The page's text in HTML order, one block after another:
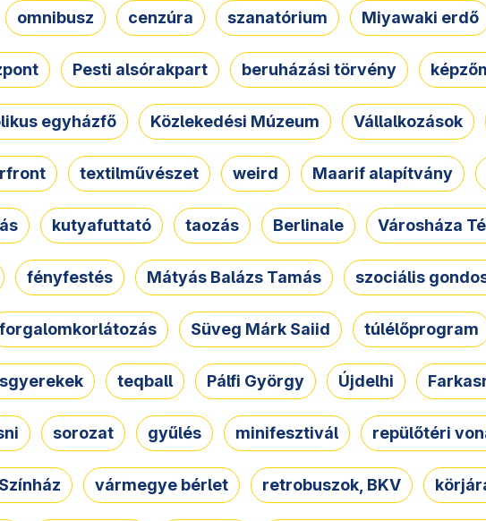
omnibusz cenzúra szanatórium Miyawaki erdő
Pesti alsórakpart beruházási törvény
egyházfő Közlekedési Múzeum Vállalkozások
textilművészet weird Maarif alapítvány
kutyafuttató taozás Berlinale Városháza
fényfestés Mátyás Balázs Tamás szociális
forgalomkorlátozás Süveg Márk Saiid túlélőprogram
teqball Pálfi György Újdelhi
sorozat gyűlés minifesztivál repülőtéri
vármegye bérlet retrobuszok, BKV